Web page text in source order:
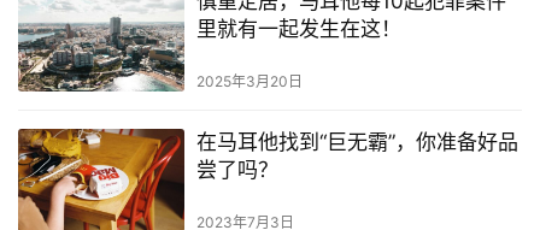
里就有一起发生在这！
2025年3月20日
在马耳他找到“巨无霸”，你准备好品
尝了吗？
2023年7月3日